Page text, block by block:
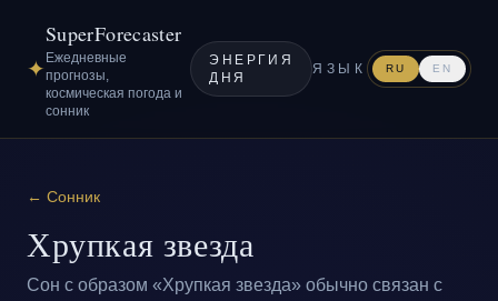
✦
SuperForecaster
Ежедневные
прогнозы,
космическая погода и
сонник
ЭНЕРГИЯ
ДНЯ
ЯЗЫК RU EN
← Сонник
Хрупкая звезда
Сон с образом «Хрупкая звезда» обычно связан с